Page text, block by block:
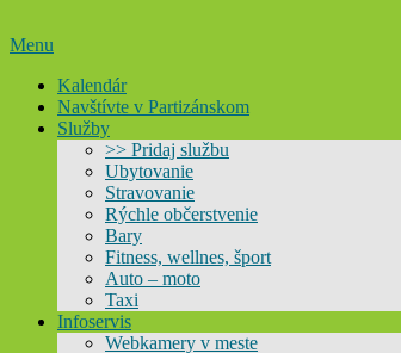
Primary
Menu
Menu
Kalendár
Navštívte v Partizánskom
Služby
>> Pridaj službu
Ubytovanie
Stravovanie
Rýchle občerstvenie
Bary
Fitness, wellnes, šport
Auto – moto
Taxi
Infoservis
Webkamery v meste